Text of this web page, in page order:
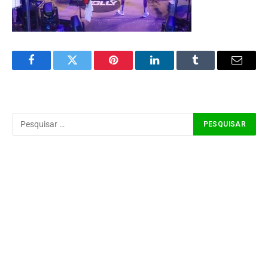
FacebookTwitter Pinterest LinkedInTumblr Email